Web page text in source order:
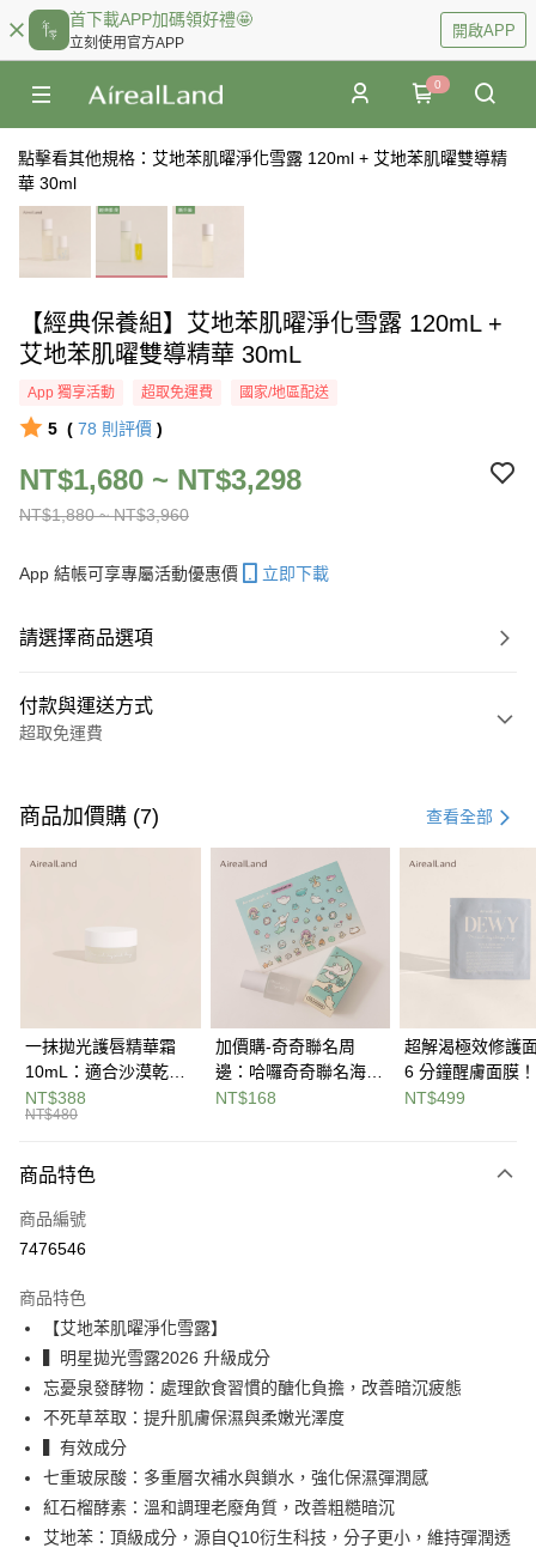
首下載APP加碼領好禮🤩
立刻使用官方APP
開啟APP
0
點擊看其他規格：艾地苯肌曜淨化雪露 120ml + 艾地苯肌曜雙導精
華 30ml
【經典保養組】艾地苯肌曜淨化雪露 120mL +
艾地苯肌曜雙導精華 30mL
App 獨享活動 超取免運費 國家/地區配送
5 ( 78 則評價 )
NT$1,880 ~ NT$3,960
NT$1,680 ~ NT$3,298
App 結帳可享專屬活動優惠價 立即下載
請選擇商品選項
付款與運送方式
超取免運費
信用卡一次付款
信用卡分期付款
NT$560 21家銀行
第一商業銀行
華南商業銀行
彰化商業銀行
台北富邦商業銀行
兆豐國際商業銀行
臺灣中小企業銀行
台中商業銀行
匯豐（台灣）商業銀行
華泰商業銀行
聯邦商業銀行
遠東國際商業銀行
元大商業銀行
台灣樂天信用卡公司
Apple Pay
悠遊付
Google Pay
全盈+PAY
大哥付你分期
2.付款方式選擇「大哥付你分期」，訂單成立後會自動跳轉到大哥付的交易
流程，驗證手機門號後，選擇欲分期的期數、繳款截止日，確認付款後即完
成交易。
3.實際核准額度、可分期數及費用金額請依後續交易確認頁面所載為準。
4.訂單成立30分鐘內，如未前往確認交易或遇審核未通過，訂單將自動取
消。如遇「轉專審核」未通過狀況，表示未達大哥付你分期系統評分，恕無
法說明評估內容。
【繳款方式說明】
1.分期款項不併入電信帳單，「大哥付你分期」於每月結算日後寄送繳費提
醒簡訊。
帳／街口支付／iPASS MONEY」等通路繳費。
運送方式
全家取貨付款免運
免運費
付款後全家取貨免運
免運費
萊爾富取貨付款免運
商品加價購 (7) 查看全部
一抹拋光護唇精華霜
10mL：適合沙漠乾荒
唇，雲朵系輕盈質地不
黏膩，薄薄一層就能還
NT$388
NT$480
加價購-奇奇聯名周
邊：哈囉奇奇聯名海洋
水晶貼
NT$168
超解渴極效修護
6 分鐘醒膚面膜
燕麥精粹多醣體
NT$499
商品特色
商品編號
7476546
商品特色
【艾地苯肌曜淨化雪露】
▍明星拋光雪露2026 升級成分
忘憂泉發酵物：處理飲食習慣的醣化負擔，改善暗沉疲態
不死草萃取：提升肌膚保濕與柔嫩光澤度
▍有效成分
七重玻尿酸：多重層次補水與鎖水，強化保濕彈潤感
紅石榴酵素：溫和調理老廢角質，改善粗糙暗沉
艾地苯：頂級成分，源自Q10衍生科技，分子更小，維持彈潤透